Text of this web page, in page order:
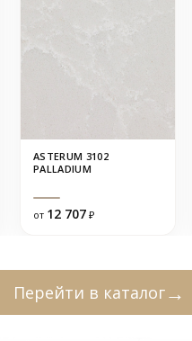
ASTERUM 3102
PALLADIUM
от 12 707 ₽
Перейти в каталог